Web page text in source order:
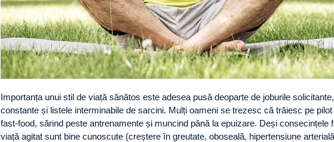
Importanța unui stil de viață sănătos este adesea pusă deoparte de joburile
constante și listele interminabile de sarcini. Mulți oameni se trezesc că trăiesc pe
fast-food, sărind peste antrenamente și muncind până la epuizare. Deși consecințele
viață agitat sunt bine cunoscute (creștere în greutate, oboseală, hipertensiune